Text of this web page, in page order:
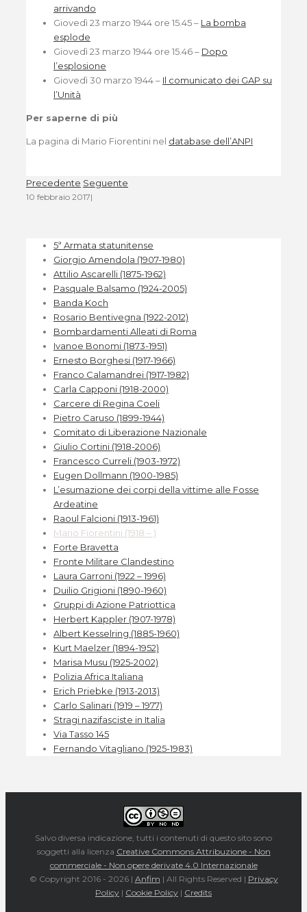
arrivando
Giovedì 23 marzo 1944 ore 15.45 – La bomba
esplode
Giovedì 23 marzo 1944 ore 15.46 – Dopo
l’esplosione
Giovedì 30 marzo 1944 – Il comunicato dei GAP su
l’Unità
Per saperne di più
La pagina di Mario Fiorentini nel database dell’ANPI
Precedente Seguente
10 febbraio 2017|
5ª Armata statunitense
Giorgio Amendola (1907-1980)
Attilio Ascarelli (1875-1962)
Pasquale Balsamo (1924-2005)
Banda Koch
Rosario Bentivegna (1922-2012)
Bombardamenti Alleati di Roma
Ivanoe Bonomi (1873-1951)
Ernesto Borghesi (1917-1966)
Franco Calamandrei (1917-1982)
Carla Capponi (1918-2000)
Carcere di Regina Coeli
Pietro Caruso (1899-1944)
Comitato di Liberazione Nazionale
Giulio Cortini (1918-2006)
Francesco Curreli (1903-1972)
Eugen Dollmann (1900-1985)
L’esumazione dei corpi della vittime alle Fosse
Ardeatine
Raoul Falcioni (1913-1961)
Mario Fiorentini (1918 – )
Forte Bravetta
Fronte Militare Clandestino
Laura Garroni (1922 – 1996)
Duilio Grigioni (1890-1960)
Gruppi di Azione Patriottica
Herbert Kappler (1907-1978)
Albert Kesselring (1885-1960)
Kurt Maelzer (1894-1952)
Marisa Musu (1925-2002)
Polizia Africa Italiana
Erich Priebke (1913-2013)
Carlo Salinari (1919 – 1977)
Stragi nazifasciste in Italia
Via Tasso 145
Fernando Vitagliano (1925-1983)
Salvo diversa indicazione, tutti i contenuti di questo sito sono
soggetti alla licenza Creative Commons Attribuzione - Non
commerciale - Non opere derivate 4.0 Internazionale
© Copyright 2016 - 2026 | Anfim | All Rights Reserved | Privacy
Policy | Cookie Policy | Credits